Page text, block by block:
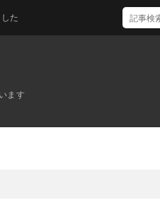
ます